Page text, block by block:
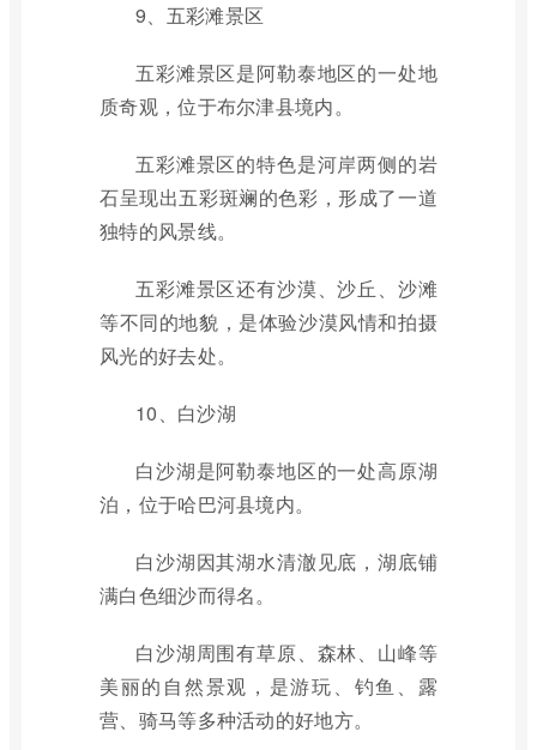
9、五彩滩景区
五彩滩景区是阿勒泰地区的一处地
质奇观，位于布尔津县境内。
五彩滩景区的特色是河岸两侧的岩
石呈现出五彩斑斓的色彩，形成了一道
独特的风景线。
五彩滩景区还有沙漠、沙丘、沙滩
等不同的地貌，是体验沙漠风情和拍摄
风光的好去处。
10、白沙湖
白沙湖是阿勒泰地区的一处高原湖
泊，位于哈巴河县境内。
白沙湖因其湖水清澈见底，湖底铺
满白色细沙而得名。
白沙湖周围有草原、森林、山峰等
美丽的自然景观，是游玩、钓鱼、露
营、骑马等多种活动的好地方。